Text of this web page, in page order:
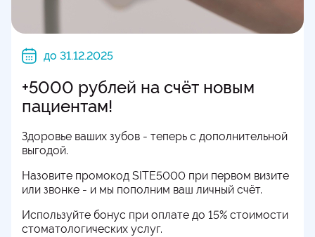
до 31.12.2025
+5000 рублей на счёт новым
пациентам!
Здоровье ваших зубов - теперь с дополнительной
выгодой.
Назовите промокод SITE5000 при первом визите
или звонке - и мы пополним ваш личный счёт.
Используйте бонус при оплате до 15% стоимости
стоматологических услуг.